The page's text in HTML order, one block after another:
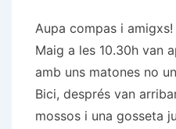
Aupa compas i
Maig a les 10.30h van
amb uns matones no
Bici, després van
mossos i una gosseta